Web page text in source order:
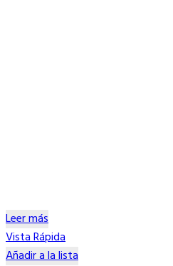
Leer más
Vista Rápida
Añadir a la lista